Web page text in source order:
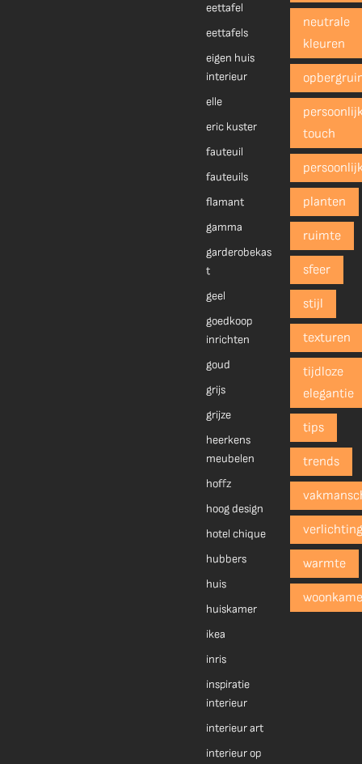
eettafel
eettafels
eigen huis
interieur
elle
eric kuster
fauteuil
fauteuils
flamant
gamma
garderobekas
t
geel
goedkoop
inrichten
goud
grijs
grijze
heerkens
meubelen
hoffz
hoog design
hotel chique
hubbers
huis
huiskamer
ikea
inris
inspiratie
interieur
interieur art
interieur op
neutrale
kleuren
touch
planten
ruimte
sfeer
stijl
texturen
tijdloze
elegantie
tips
trends
warmte